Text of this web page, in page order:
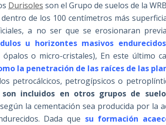
Durisoles son el Grupo de suelos de la
de los 100 centímetros más
a no ser que se erosionaran
u horizontes masivos
o micro-cristales), En este último
la penetración de las raíces de las
petrocálcicos, petrogípsicos o
incluidos en otros grupos de
la cementación sea producida por la
Dada que su formación